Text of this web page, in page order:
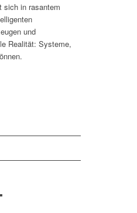
sich in rasantem
und
Realität: Systeme,